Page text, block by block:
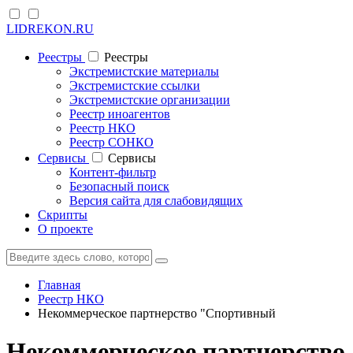
LIDREKON.RU
Реестры
Реестры
Экстремистские материалы
Экстремистские ссылки
Экстремистские организации
Реестр иноагентов
Реестр НКО
Реестр СОНКО
Cервисы
Cервисы
Контент-фильтр
Безопасный поиск
Версия сайта для слабовидящих
Скрипты
О проекте
Главная
Реестр НКО
Некоммерческое партнерство "Спортивный